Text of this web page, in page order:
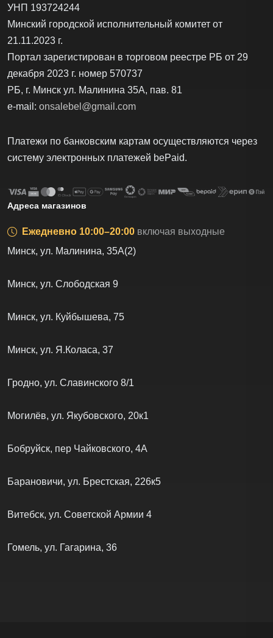
УНП 193724244
Минский городской исполнительный комитет от
21.11.2023 г.
Портал зарегистирован в торговом реестре РБ от 29
декабря 2023 г. номер 570737
РБ, г. Минск ул. Малинина 35А, пав. 81
e-mail: onsalebel@gmail.com
Платежи по банковским картам осуществляются через
систему электронных платежей bеPаid.
Адреса магазинов
Ежедневно 10:00–20:00 включая выходные
Минск, ул. Малинина, 35А(2)
Минск, ул. Слободская 9
Минск, ул. Куйбышева, 75
Минск, ул. Я.Коласа, 37
Гродно, ул. Славинского 8/1
Могилёв, ул. Якубовского, 20к1
Бобруйск, пер Чайковского, 4А
Барановичи, ул. Брестская, 226к5
Витебск, ул. Советской Армии 4
Гомель, ул. Гагарина, 36